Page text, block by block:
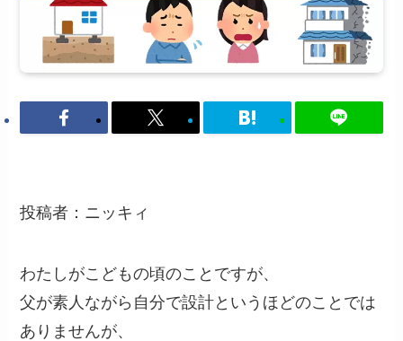
投稿者：ニッキィ
わたしがこどもの頃のことですが、
父が素人ながら自分で設計というほどのことでは
ありませんが、